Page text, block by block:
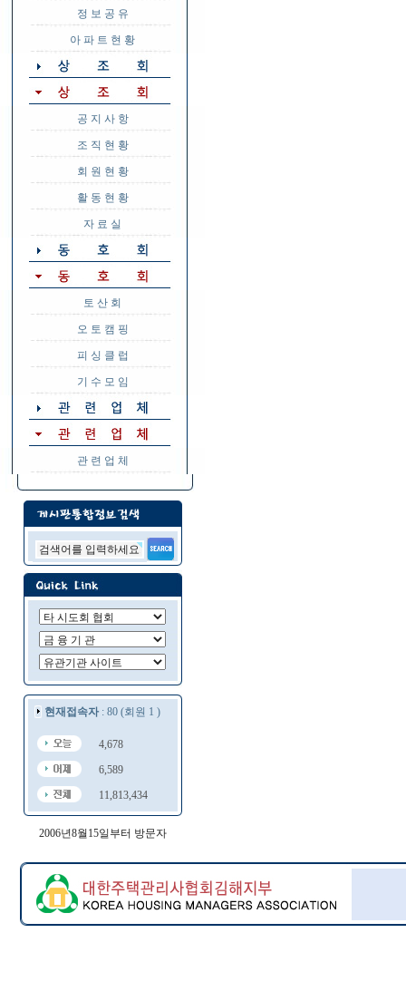
정 보 공 유
아 파 트 현 황
공 지 사 항
조 직 현 황
회 원 현 황
활 동 현 황
자 료 실
토 산 회
오 토 캠 핑
피 싱 클 럽
기 수 모 임
관 련 업 체
현재접속자: 80 (회원 1 )
4,678
6,589
11,813,434
2006년8월15일부터 방문자